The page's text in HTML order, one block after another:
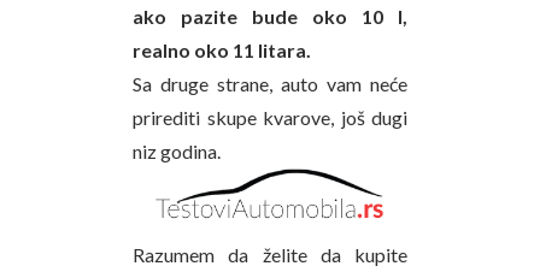
ako pazite bude oko 10 l,
realno oko 11 litara.
Sa druge strane, auto vam neće
prirediti skupe kvarove, još dugi
niz godina.
Razumem da želite da kupite